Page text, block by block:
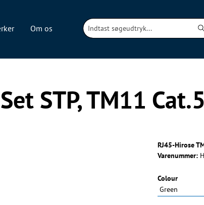
Om os
STP, TM11
RJ45-Hirose
Varenummer:
Vælg
Colour